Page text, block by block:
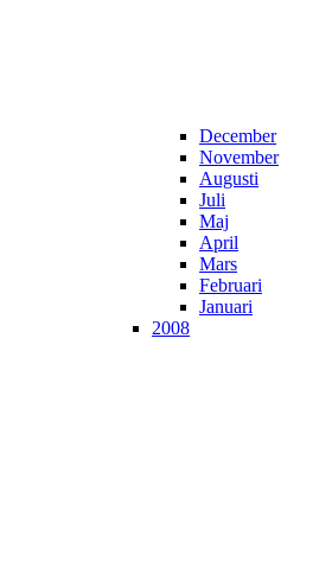
December
November
Augusti
Juli
Maj
April
Mars
Februari
Januari
2008